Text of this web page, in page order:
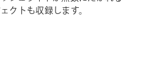
、本プラグインの特徴の一つ